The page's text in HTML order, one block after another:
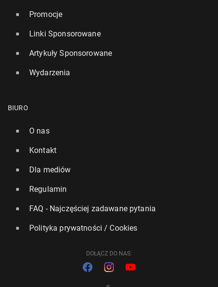
Promocje
Linki Sponsorowane
Artykuły Sponsorowane
Wydarzenia
BIURO
O nas
Kontakt
Dla mediów
Regulamin
FAQ - Najczęściej zadawane pytania
Polityka prywatności / Cookies
DOŁĄCZ DO NAS: